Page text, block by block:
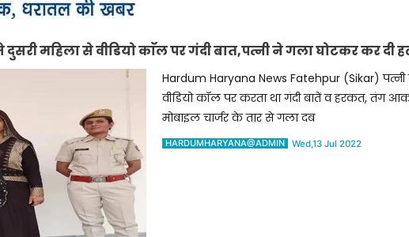
महिला से वीडियो काॅल पर गंदी बात,पत्नी ने गला घोटकर कर दी
Hardum Haryana News Fatehpur (Sikar)
वीडियो कॉल पर करता था गंदी बातें व हरकत, तंग
मोबाइल चार्जर के तार से गला दब
HARDUMHARYANA@ADMIN Wed,13 Jul 2022